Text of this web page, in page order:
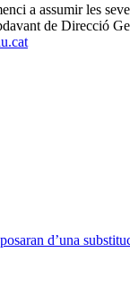
a assumir les
de Direcció
d’una